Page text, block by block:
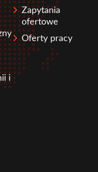
i
Zapytania
ofertowe
Oferty pracy